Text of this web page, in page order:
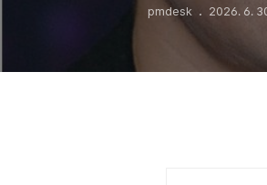
pmdesk 2026. 6.